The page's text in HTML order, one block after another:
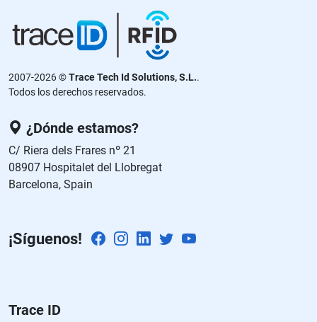
or
ej
e
st
e
c
a
o
o.
2007-2026 ©Trace Tech Id Solutions, S.L..
Todos los derechos reservados.
¿Dónde estamos?
C/ Riera dels Frares nº 21
08907 Hospitalet del Llobregat
Barcelona, Spain
¡Síguenos!
Trace ID